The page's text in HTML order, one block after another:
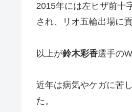
2015年には左ヒザ前十
され、リオ五輪出場に貢
以上が鈴木彩香選手の
近年は病気やケガに苦
た。